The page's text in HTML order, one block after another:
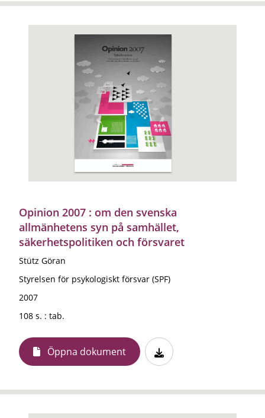
Opinion 2007 : om den svenska
allmänhetens syn på samhället,
säkerhetspolitiken och försvaret
Stütz Göran
Styrelsen för psykologiskt försvar (SPF)
2007
108 s. : tab.
Öppna dokument